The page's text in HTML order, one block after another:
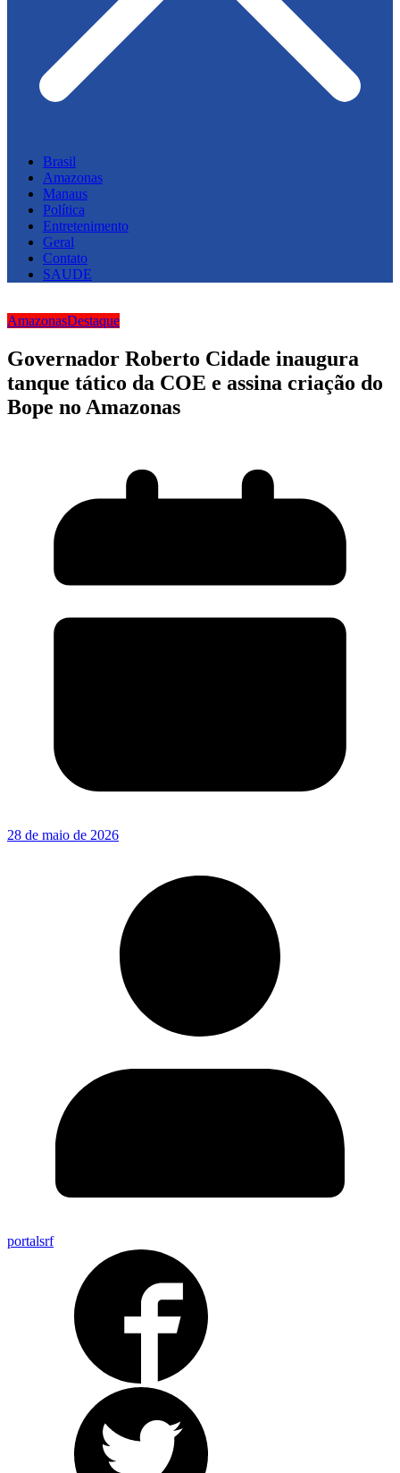
Brasil
Amazonas
Manaus
Política
Entretenimento
Geral
Contato
SAUDE
AmazonasDestaque
Governador Roberto Cidade inaugura
tanque tático da COE e assina criação do
Bope no Amazonas
28 de maio de 2026
portalsrf